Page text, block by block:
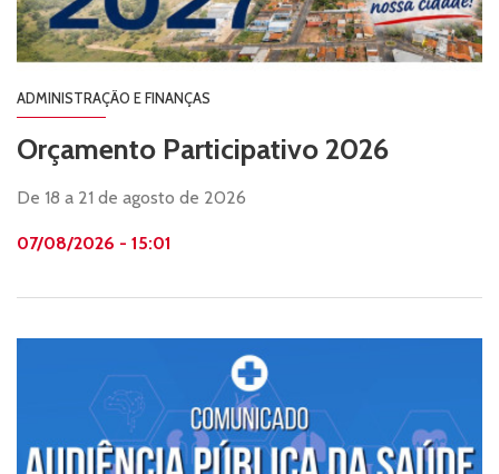
ADMINISTRAÇÃO E FINANÇAS
Orçamento Participativo 2026
De 18 a 21 de agosto de 2026
07/08/2026 - 15:01